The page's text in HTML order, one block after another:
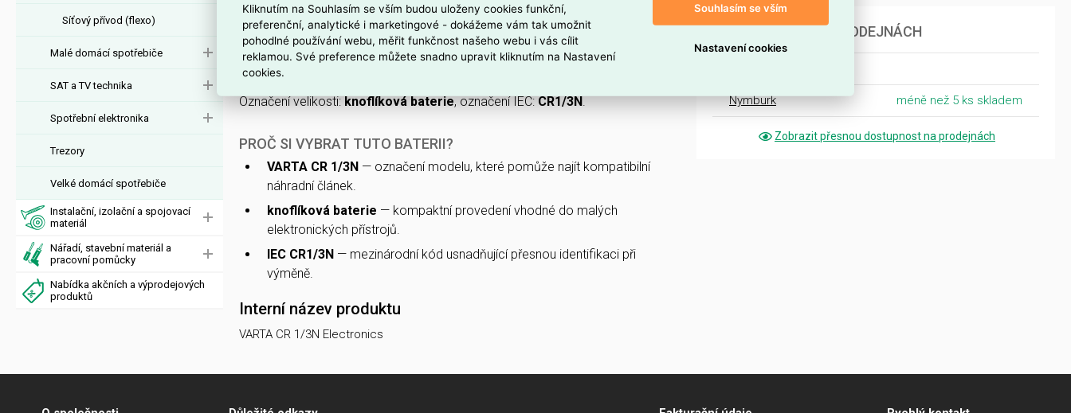
Síťový přívod (flexo)
Malé domácí spotřebiče
SAT a TV technika
Spotřební elektronika
Trezory
Velké domácí spotřebiče
Instalační, izolační a spojovací
materiál
Nářadí, stavební materiál a
pracovní pomůcky
Nabídka akčních a výprodejových
produktů
VARTA CR 1/3N Electronics
VARTA CR 1/3N Electronics(EAN:4008496274147 ) je knoflíková baterie
určená pro elektronická zařízení.
Označení velikosti:knoflíková baterie, označení IEC:CR1/3N.
PROČ SI VYBRAT TUTO BATERII?
VARTA CR 1/3N — označení modelu, které pomůže najít kompatibilní
náhradní článek.
knoflíková baterie — kompaktní provedení vhodné do malých
elektronických přístrojů.
IEC CR1/3N — mezinárodní kód usnadňující přesnou identifikaci při
výměně.
Interní název produktu
VARTA CR 1/3N Electronics
DOSTUPNOST NA PRODEJNÁCH
Nymburk méně než 5 ks skladem
Zobrazit přesnou dostupnost na prodejnách
Kliknutím na Souhlasím se vším budou uloženy cookies funkční,
preferenční, analytické i marketingové - dokážeme vám tak umožnit
pohodlné používání webu, měřit funkčnost našeho webu i vás cílit
reklamou. Své preference můžete snadno upravit kliknutím na Nastavení
cookies.
Souhlasím se vším
Nastavení cookies